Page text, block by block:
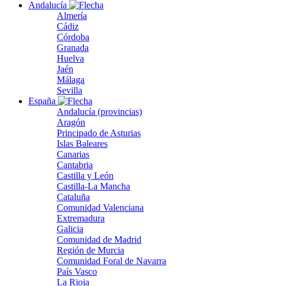
Andalucía
Almería
Cádiz
Córdoba
Granada
Huelva
Jaén
Málaga
Sevilla
España
Andalucía (provincias)
Aragón
Principado de Asturias
Islas Baleares
Canarias
Cantabria
Castilla y León
Castilla-La Mancha
Cataluña
Comunidad Valenciana
Extremadura
Galicia
Comunidad de Madrid
Región de Murcia
Comunidad Foral de Navarra
País Vasco
La Rioja